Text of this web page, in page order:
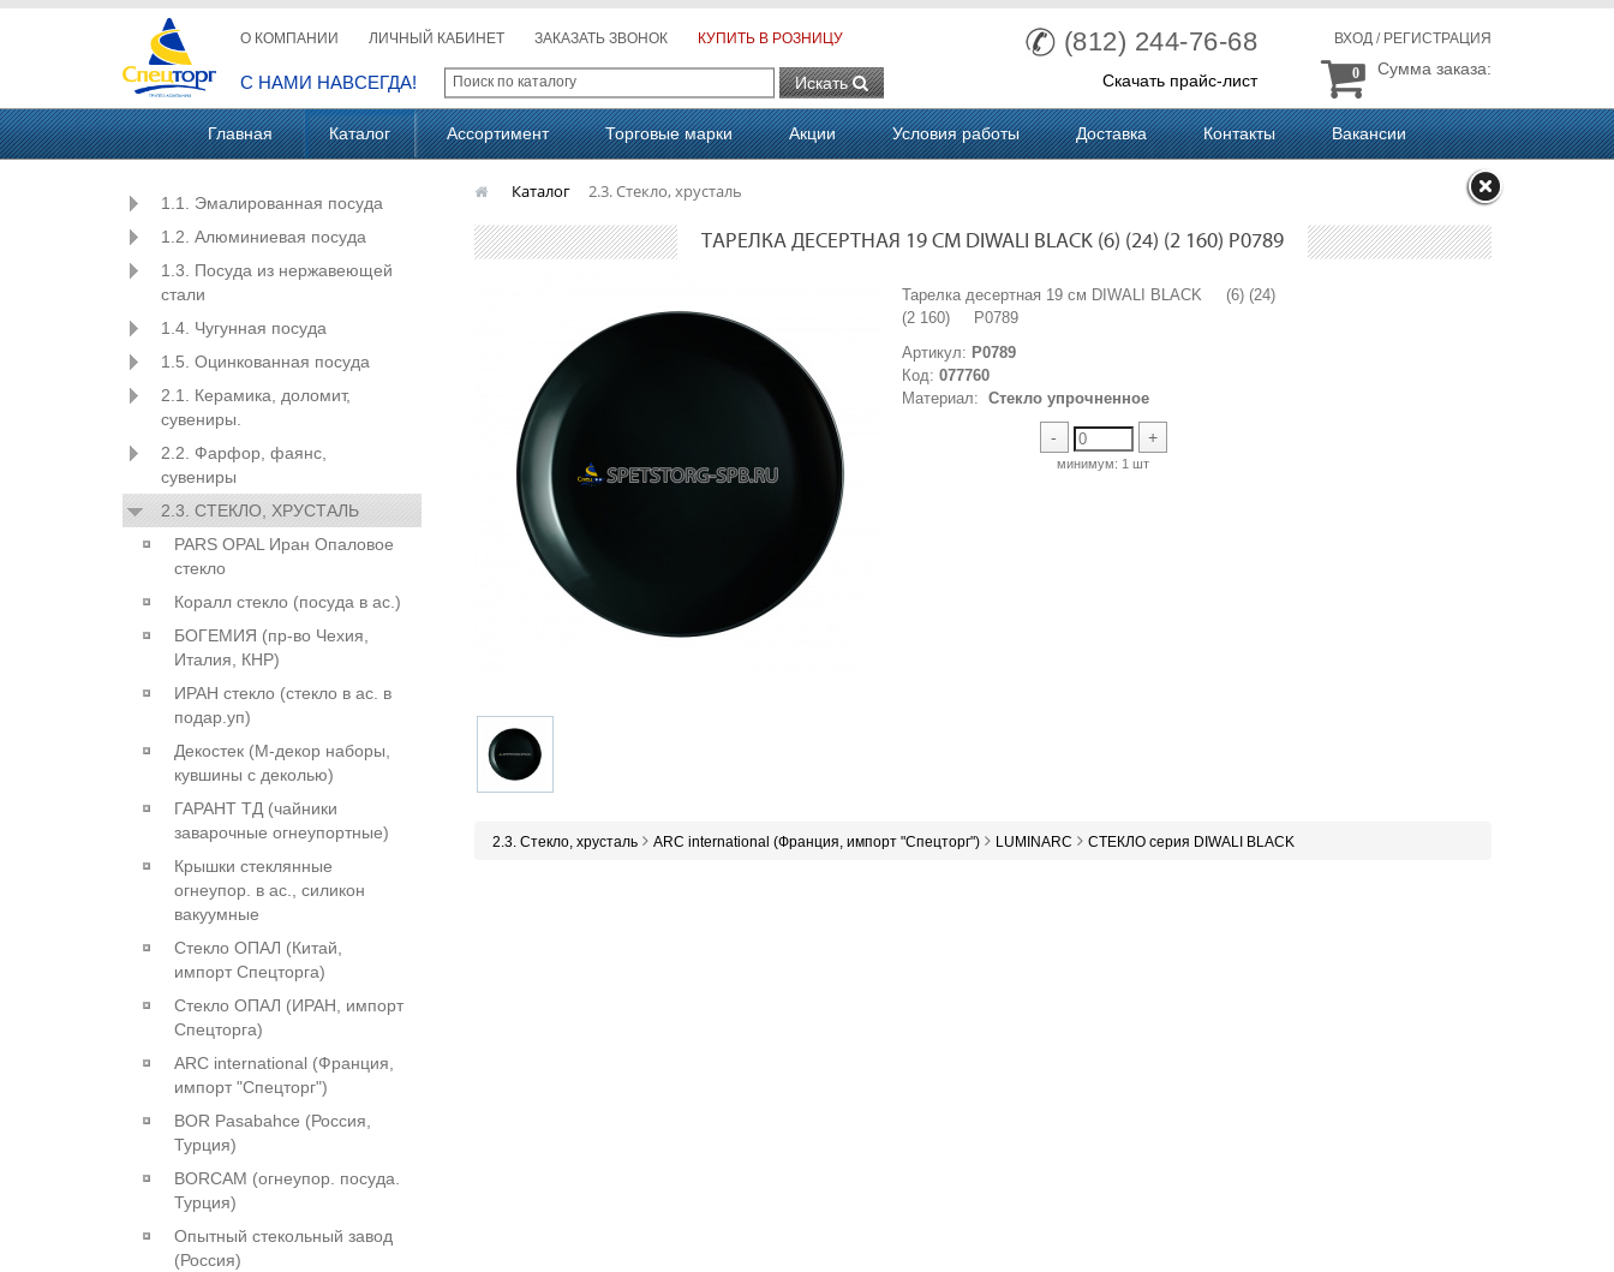
О КОМПАНИИ ЛИЧНЫЙ КАБИНЕТ ЗАКАЗАТЬ ЗВОНОК КУПИТЬ В РОЗНИЦУ
С НАМИ НАВСЕГДА! Искать
(812) 244-76-68
Скачать прайс-лист
ВХОД / РЕГИСТРАЦИЯ
Сумма заказа:
0
Главная Каталог Ассортимент Торговые марки Акции Условия работы Доставка Контакты Вакансии
1.1. Эмалированная посуда
1.2. Алюминиевая посуда
1.3. Посуда из нержавеющей
стали
1.4. Чугунная посуда
1.5. Оцинкованная посуда
2.1. Керамика, доломит,
сувениры.
2.2. Фарфор, фаянс,
сувениры
2.3. СТЕКЛО, ХРУСТАЛЬ
PARS OPAL Иран Опаловое
стекло
Коралл стекло (посуда в ас.)
БОГЕМИЯ (пр-во Чехия,
Италия, КНР)
ИРАН стекло (стекло в ас. в
подар.уп)
Декостек (М-декор наборы,
кувшины с деколью)
ГАРАНТ ТД (чайники
заварочные огнеупортные)
Крышки стеклянные
огнеупор. в ас., силикон
вакуумные
Стекло ОПАЛ (Китай,
импорт Спецторга)
Стекло ОПАЛ (ИРАН, импорт
Спецторга)
ARC international (Франция,
импорт "Спецторг")
BOR Pasabahce (Росcия,
Турция)
BORCAM (огнеупор. посуда.
Турция)
Опытный стекольный завод
(Россия)
Каталог 2.3. Стекло, хрусталь
ТАРЕЛКА ДЕСЕРТНАЯ 19 СМ DIWALI BLACK (6) (24) (2 160) P0789
Тарелка десертная 19 см DIWALI BLACK (6) (24)
(2 160) P0789
Артикул: P0789
Код:077760
Материал:
Стекло упрочненное
- +
минимум: 1 шт
2.3. Стекло, хрусталь ARC international (Франция, импорт "Спецторг") LUMINARC СТЕКЛО серия DIWALI BLACK